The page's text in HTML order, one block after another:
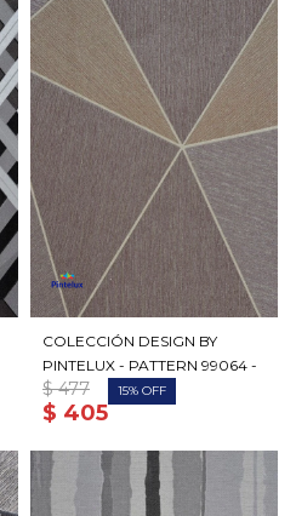
COLECCIÓN DESIGN BY
PINTELUX - PATTERN 99064 -
$ 405
$ 477 15